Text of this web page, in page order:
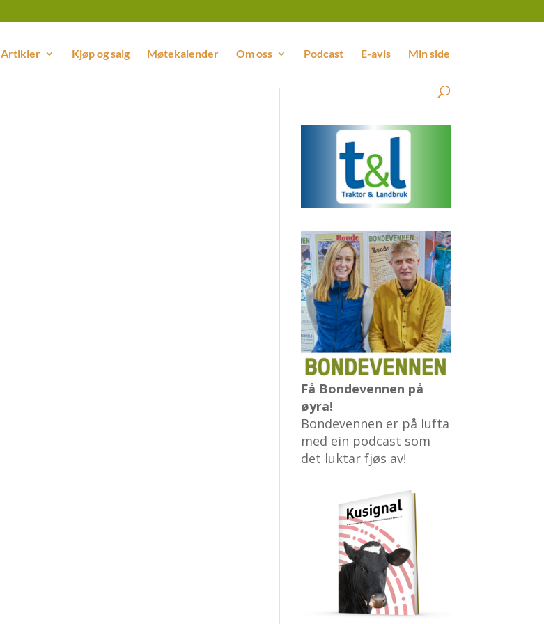
Artikler Kjøp og salg Møtekalender Om oss Podcast E-avis Min side
Få Bondevennen på
øyra!
Bondevennen er på lufta
med ein podcast som
det luktar fjøs av!